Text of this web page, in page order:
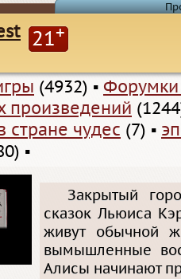
21+
(4932) ▪
произведений
стране чудес (7) ▪
▪
Закрытый
сказок Льюиса
живут обычной
вымышленные
Алисы начинают